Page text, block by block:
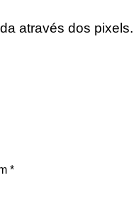
através dos pixels.
*